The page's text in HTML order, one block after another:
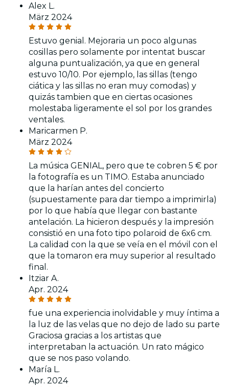
Alex L.
März 2024
Estuvo genial. Mejoraria un poco algunas
cosillas pero solamente por intentat buscar
alguna puntualización, ya que en general
estuvo 10/10. Por ejemplo, las sillas (tengo
ciática y las sillas no eran muy comodas) y
quizás tambien que en ciertas ocasiones
molestaba ligeramente el sol por los grandes
ventales.
Maricarmen P.
März 2024
La música GENIAL, pero que te cobren 5 € por
la fotografía es un TIMO. Estaba anunciado
que la harían antes del concierto
(supuestamente para dar tiempo a imprimirla)
por lo que había que llegar con bastante
antelación. La hicieron después y la impresión
consistió en una foto tipo polaroid de 6x6 cm.
La calidad con la que se veía en el móvil con el
que la tomaron era muy superior al resultado
final.
Itziar A.
Apr. 2024
fue una experiencia inolvidable y muy íntima a
la luz de las velas que no dejo de lado su parte
Graciosa gracias a los artistas que
interpretaban la actuación. Un rato mágico
que se nos paso volando.
María L.
Apr. 2024